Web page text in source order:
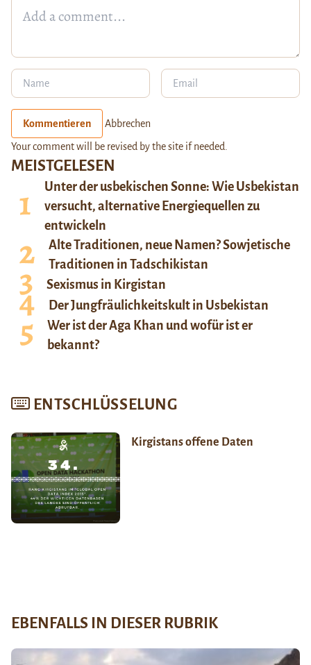
MEISTGELESEN
Unter der usbekischen Sonne: Wie Usbekistan
versucht, alternative Energiequellen zu
entwickeln
Alte Traditionen, neue Namen? Sowjetische
Traditionen in Tadschikistan
Sexismus in Kirgistan
Der Jungfräulichkeitskult in Usbekistan
Wer ist der Aga Khan und wofür ist er
bekannt?
ENTSCHLÜSSELUNG
Kirgistans offene Daten
Kommentieren Abbrechen
Your comment will be revised by the site if needed.
EBENFALLS IN DIESER RUBRIK